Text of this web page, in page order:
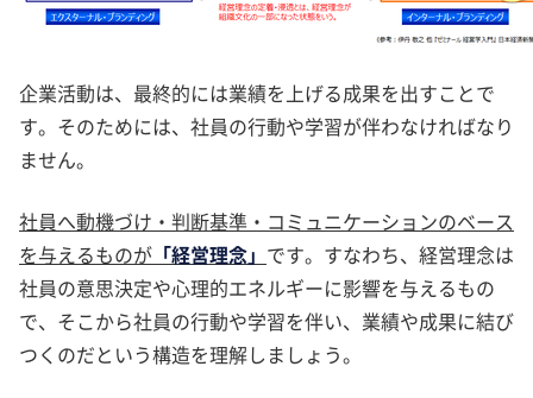
企業活動は、最終的には業績を上げる成果を出すことで
す。そのためには、社員の行動や学習が伴わなければなり
ません。
社員へ動機づけ・判断基準・コミュニケーションのベース
を与えるものが 「経営理念」 です。すなわち、経営理念は
社員の意思決定や心理的エネルギーに影響を与えるもの
で、そこから社員の行動や学習を伴い、業績や成果に結び
つくのだという構造を理解しましょう。